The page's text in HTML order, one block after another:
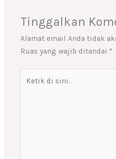
Tinggalkan
Alamat email Anda tidak
Ruas yang wajib ditandai *